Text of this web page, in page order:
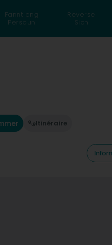
Fannt eng
Persoun
Reverse
Sich
Itinéraire